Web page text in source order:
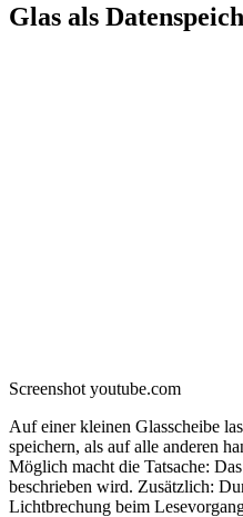
Glas als
Screenshot youtube.com
Auf einer kleinen Glasscheibe
speichern, als auf alle anderen
Möglich macht die Tatsache:
beschrieben wird. Zusätzlich:
Lichtbrechung beim